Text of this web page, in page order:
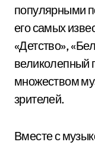
популярными
его самых
«Детство»,
великолепный
множеством
зрителей.
Вместе с